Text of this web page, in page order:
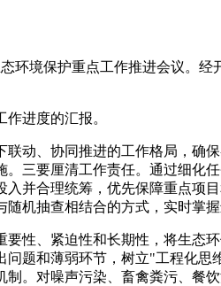
环境保护重点工作推进会议。
进度的汇报。
动、协同推进的工作格局，确
三要厘清工作责任。通过细化
并合理统筹，优先保障重点项
机抽查相结合的方式，实时掌
性、紧迫性和长期性，将生态
题和薄弱环节，树立"工程化
。对噪声污染、畜禽粪污、餐